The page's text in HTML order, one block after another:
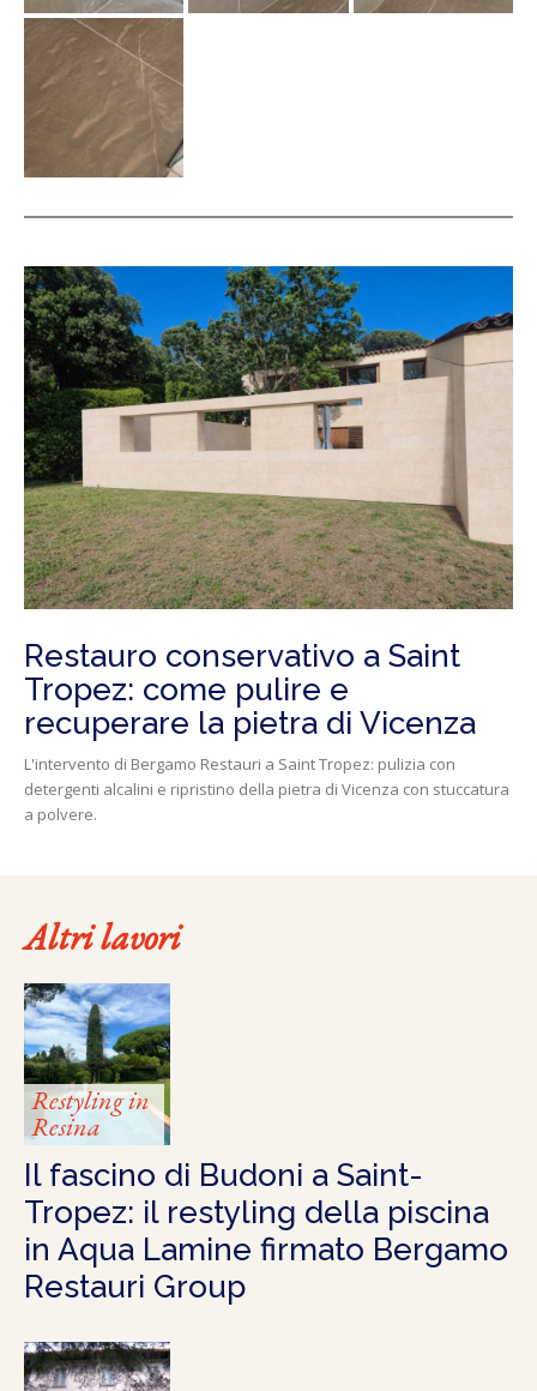
Restauro conservativo a Saint
Tropez: come pulire e
recuperare la pietra di Vicenza
L'intervento di Bergamo Restauri a Saint Tropez: pulizia con
detergenti alcalini e ripristino della pietra di Vicenza con stuccatura
a polvere.
Altri lavori
Restyling in
Resina
Il fascino di Budoni a Saint-
Tropez: il restyling della piscina
in Aqua Lamine firmato Bergamo
Restauri Group